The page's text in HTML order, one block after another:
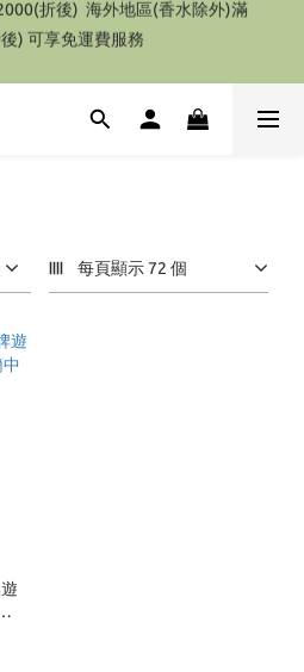
) 可享免運費服務
每頁顯示 72 個